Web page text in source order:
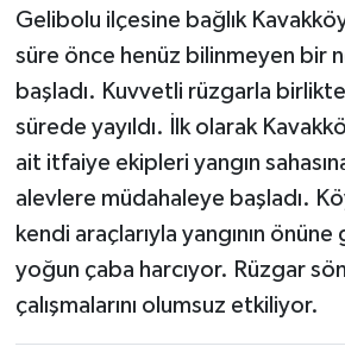
Gelibolu ilçesine bağlık
süre önce henüz bilinmeyen bir
başladı. Kuvvetli rüzgarla birlikte
sürede yayıldı. İlk olarak
ait itfaiye ekipleri yangın
alevlere müdahaleye başladı.
kendi araçlarıyla yangının
yoğun çaba harcıyor. Rüzgar
çalışmalarını olumsuz etkiliyor.